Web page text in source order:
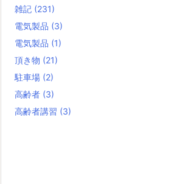
雑記 (231)
電気製品 (3)
電気製品 (1)
頂き物 (21)
駐車場 (2)
高齢者 (3)
高齢者講習 (3)